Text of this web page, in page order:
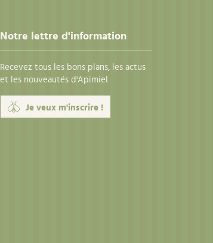
Notre lettre d'information
Recevez tous les bons plans, les actus
et les nouveautés d'Apimiel.
Je veux m'inscrire !